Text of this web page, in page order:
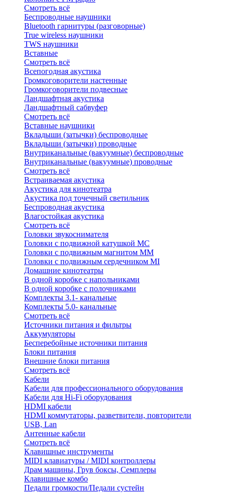
Смотреть всё
Беспроводные наушники
Bluetоoth гарнитуры (разговорные)
True wireless наушники
TWS наушники
Вставные
Смотреть всё
Всепогодная акустика
Громкоговорители настенные
Громкоговорители подвесные
Ландшафтная акустика
Ландшафтный сабвуфер
Смотреть всё
Вставные наушники
Вкладыши (затычки) беспроводные
Вкладыши (затычки) проводные
Внутриканальные (вакуумные) беспроводные
Внутриканальные (вакуумные) проводные
Смотреть всё
Встраиваемая акустика
Акустика для кинотеатра
Акустика под точечный светильник
Беспроводная акустика
Влагостойкая акустика
Смотреть всё
Головки звукоснимателя
Головки с подвижной катушкой MC
Головки с подвижным магнитом ММ
Головки с подвижным сердечником MI
Домашние кинотеатры
В одной коробке с напольниками
В одной коробке с полочниками
Комплекты 3.1- канальные
Комплекты 5.0- канальные
Смотреть всё
Источники питания и фильтры
Аккумуляторы
Бесперебойные источники питания
Блоки питания
Внешние блоки питания
Смотреть всё
Кабели
Кабели для профессионального оборудования
Кабели для Hi-Fi оборудования
HDMI кабели
HDMI коммутаторы, разветвители, повторители
USB, Lan
Антенные кабели
Смотреть всё
Клавишные инструменты
MIDI клавиатуры / MIDI контроллеры
Драм машины, Грув боксы, Семплеры
Клавишные комбо
Педали громкости/Педали сустейн